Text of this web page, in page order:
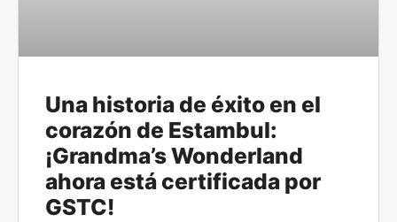
Una historia de éxito en el
corazón de Estambul:
¡Grandma’s Wonderland
ahora está certificada por
GSTC!